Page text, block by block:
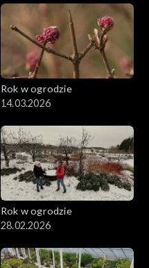
Rok w ogrodzie
14.03.2026
Rok w ogrodzie
28.02.2026